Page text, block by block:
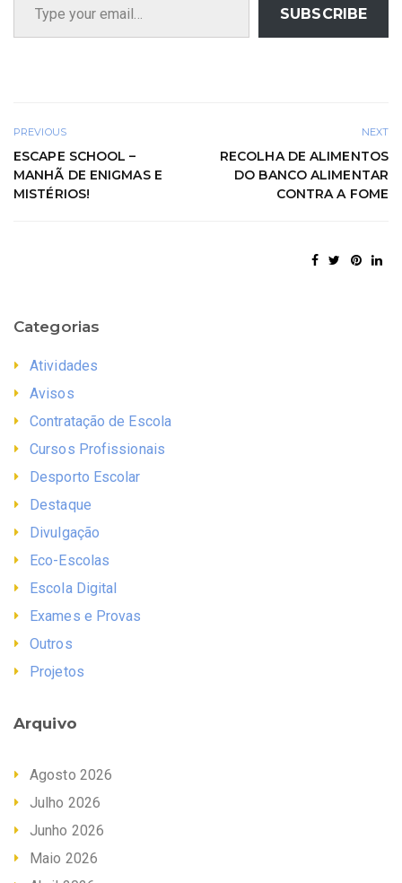
SUBSCRIBE
PREVIOUS
ESCAPE SCHOOL –
MANHÃ DE ENIGMAS E
MISTÉRIOS!
NEXT
RECOLHA DE ALIMENTOS
DO BANCO ALIMENTAR
CONTRA A FOME
Categorias
Atividades
Avisos
Contratação de Escola
Cursos Profissionais
Desporto Escolar
Destaque
Divulgação
Eco-Escolas
Escola Digital
Exames e Provas
Outros
Projetos
Arquivo
Agosto 2026
Julho 2026
Junho 2026
Maio 2026